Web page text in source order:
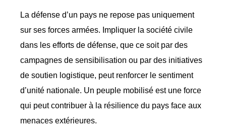
La défense d’un pays ne repose pas uniquement
sur ses forces armées. Impliquer la société civile
dans les efforts de défense, que ce soit par des
campagnes de sensibilisation ou par des initiatives
de soutien logistique, peut renforcer le sentiment
d’unité nationale. Un peuple mobilisé est une force
qui peut contribuer à la résilience du pays face aux
menaces extérieures.